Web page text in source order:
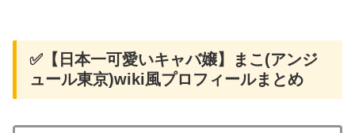
✅【日本一可愛いキャバ嬢】まこ(アンジ
ュール東京)wiki風プロフィールまとめ